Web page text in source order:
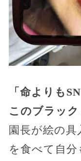
「命よりも
このブラック
園長が絵の
を食べて自分